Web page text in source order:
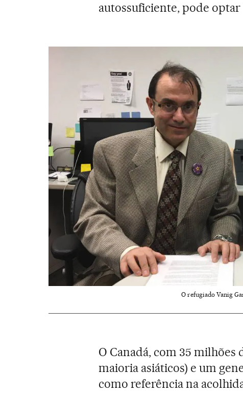
autossuficiente, pode
O refugiado Vanig
O Canadá, com 35 milhões
maioria asiáticos) e um
como referência na